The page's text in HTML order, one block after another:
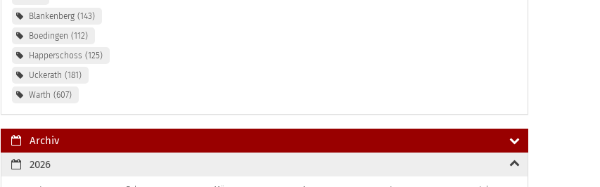
Blankenberg 143
Boedingen
112
Happerschoss
125
Uckerath
181
Warth
607
Archiv
2026